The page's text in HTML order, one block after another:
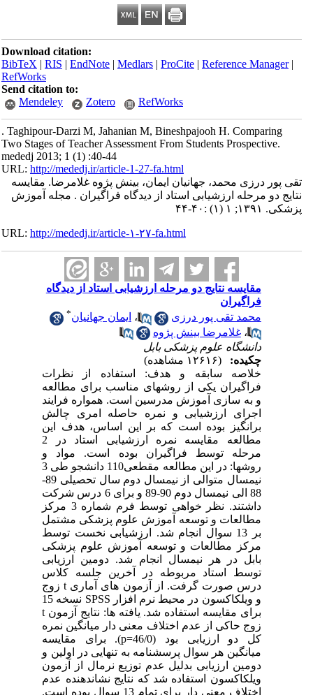
Download citation:
BibTeX|RIS|EndNote|Medlars|ProCite|Reference Manager
RefWorks
Send citation to:
Mendeley
Zotero RefWorks
. Taghipour-Darzi M, Jahanian M, Bineshpajooh H. Comparing
Two Stages of Teacher Assessment From Students Prospective.
mededj 2013; 1 (1) :40-44
URL:http://mededj.ir/article-1-27-fa.html
تقی پور درزی محمد، جهانیان ایمان، بینش پژوه غلامرضا. مقایسه
نتایج دو مرحله ارزشیابی استاد از دیدگاه فراگیران . مجله آموزش
پزشکی. ۱۳۹۱; ۱ (۱) :۴۰-۴۴
URL:http://mededj.ir/article-۱-۲۷-fa.html
مقایسه نتایج دو مرحله ارزشیابی استاد از دیدگاه
فراگیران
محمد تقی پور درزی
،ایمان جهانیان *
،غلامرضا بینش پژوه
دانشگاه علوم پزشکی بابل
چکیده:
خلاصه سابقه و هدف: استفاده از نظرات
فراگیران یکی از روشهای مناسب برای مطالعه
و به سازی آموزش مدرسین است. همواره فرایند
اجرای ارزشیابی و نمره حاصله امری چالش
برانگیز بوده است که بر این اساس، هدف این
مرحله توسط فراگیران بوده است. مواد و
روشها: در این مطالعه مقطعی110 دانشجو طی 3
نیمسال متوالی از نیمسال دوم سال تحصیلی 89-
88 الی نیمسال دوم 90-89 و برای 6 درس شرکت
داشتند. نظر خواهی توسط فرم شماره 3 مرکز
مطالعات و توسعه آموزش علوم پزشکی مشتمل
بر 13 سوال انجام شد. ارزشیابی نخست توسط
مرکز مطالعات و توسعه آموزش علوم پزشکی
بابل در هر نیمسال انجام شد. دومین ارزیابی
توسط استاد مربوطه در آخرین جلسه کلاس
درس صورت گرفت. از آزمون های آماری t زوج
و ویلکاکسون در محیط نرم افزار SPSS نسخه 15
برای مقایسه استفاده شد. یافته ها: نتایج آزمون t
زوج حاکی از عدم اختلاف معنی دار میانگین نمره
کل دو ارزیابی بود (46/0=p). برای مقایسه
میانگین هر سوال پرسشنامه به تنهایی در اولین و
دومین ارزیابی بدلیل عدم توزیع نرمال از آزمون
ویلکاکسون استفاده شد که نتایج نشاندهنده عدم
اختلاف معنی دار برای تمام 13 سوال بوده است.